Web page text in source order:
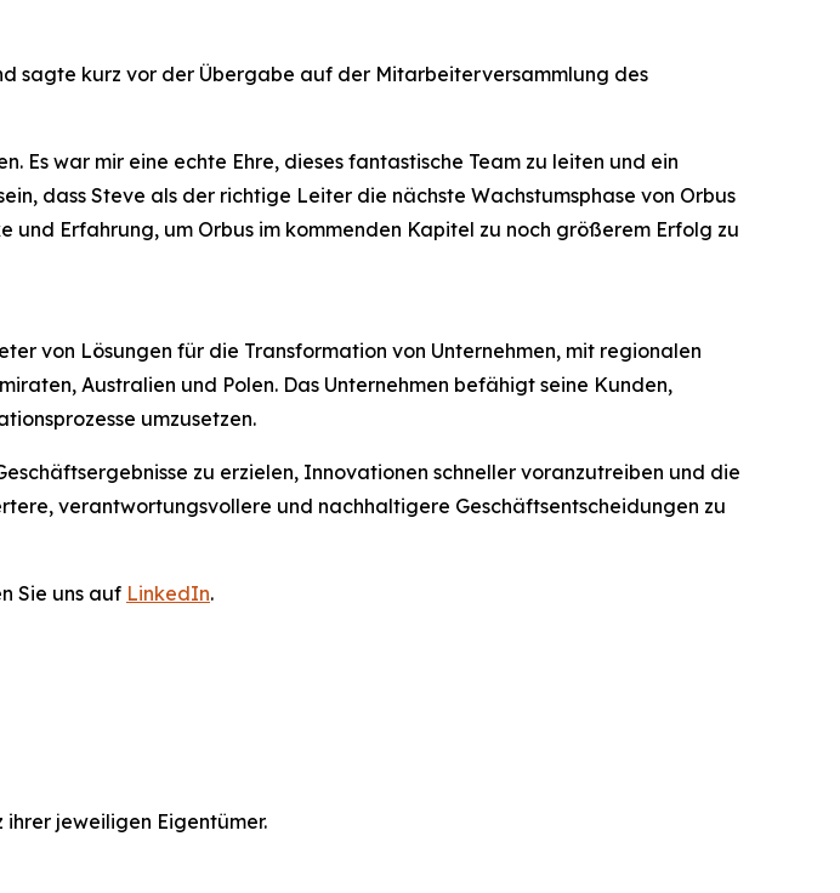
sagte kurz vor der Übergabe auf der Mitarbeiterversammlung des
Es war mir eine echte Ehre, dieses fantastische Team zu leiten und ein
dass Steve als der richtige Leiter die nächste Wachstumsphase von Orbus
Erfahrung, um Orbus im kommenden Kapitel zu noch größerem Erfolg zu
von Lösungen für die Transformation von Unternehmen, mit regionalen
Australien und Polen. Das Unternehmen befähigt seine Kunden,
umzusetzen.
zu erzielen, Innovationen schneller voranzutreiben und die
verantwortungsvollere und nachhaltigere Geschäftsentscheidungen zu
Sie uns auf LinkedIn.
jeweiligen Eigentümer.